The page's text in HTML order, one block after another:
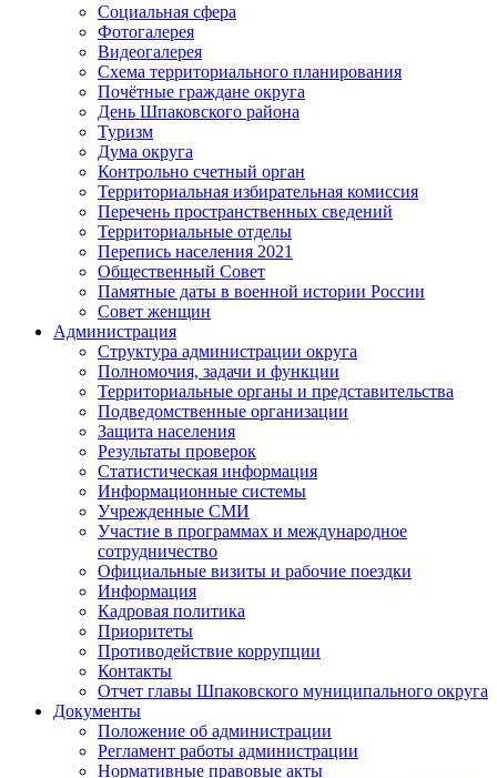
Социальная сфера
Фотогалерея
Видеогалерея
Схема территориального планирования
Почётные граждане округа
День Шпаковского района
Туризм
Дума округа
Контрольно счетный орган
Территориальная избирательная комиссия
Перечень пространственных сведений
Территориальные отделы
Перепись населения 2021
Общественный Совет
Памятные даты в военной истории России
Совет женщин
Администрация
Структура администрации округа
Полномочия, задачи и функции
Территориальные органы и представительства
Подведомственные организации
Защита населения
Результаты проверок
Статистическая информация
Информационные системы
Учрежденные СМИ
Участие в программах и международное
сотрудничество
Официальные визиты и рабочие поездки
Информация
Кадровая политика
Приоритеты
Противодействие коррупции
Контакты
Отчет главы Шпаковского муниципального округа
Документы
Положение об администрации
Регламент работы администрации
Нормативные правовые акты